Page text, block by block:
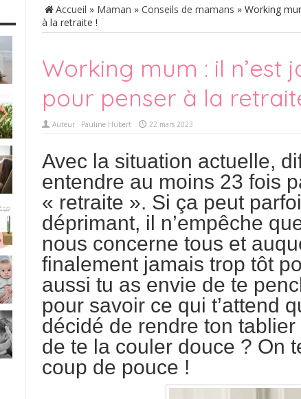
Accueil » Maman » Conseils de mamans » Working
à la retraite !
Working mum : il n’est
pour penser à la
Auteur : Pauline Hubert 22 mars 2023
Avec la situation actuelle,
entendre au moins 23 fois
« retraite ». Si ça peut
déprimant, il n’empêche
nous concerne tous et
finalement jamais trop tôt
aussi tu as envie de te
pour savoir ce qui t’attend
décidé de rendre ton
de te la couler douce ? On
coup de pouce !